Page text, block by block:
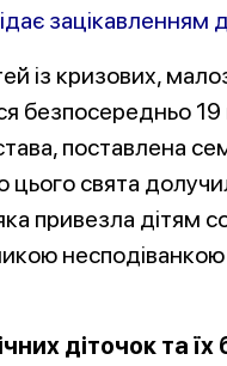
зацікавленням
із кризових,
безпосередньо
поставлена
цього свята
привезла дітям
діточок та їх